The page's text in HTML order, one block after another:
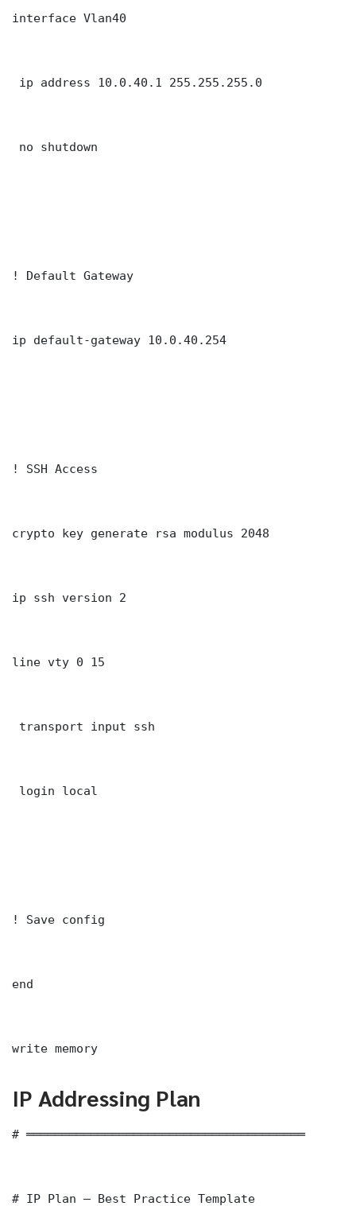
interface Vlan40
ip address 10.0.40.1 255.255.255.0
no shutdown
! Default Gateway
ip default-gateway 10.0.40.254
! SSH Access
crypto key generate rsa modulus 2048
ip ssh version 2
line vty 0 15
transport input ssh
login local
! Save config
end
write memory
IP Addressing Plan
# ═══════════════════════════════════════
# IP Plan — Best Practice Template